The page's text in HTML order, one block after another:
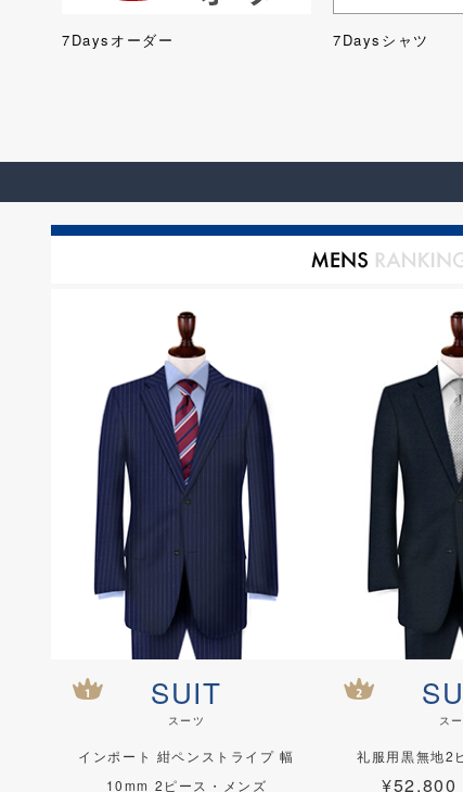
7Daysオーダー 7Daysシャツ
SUIT
スーツ
インポート 紺ペンストライプ 幅
10mm 2ピース・メンズ
ス
礼服用黒無地2
¥52,800